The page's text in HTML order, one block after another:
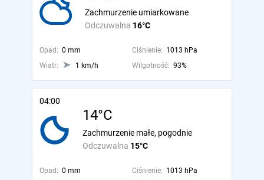
Odczuwalna 16°C
Zachmurzenie umiarkowane
Opad: 0 mm Ciśnienie: 1013 hPa
Wiatr:
1 km/h Wilgotność: 93%
04:00
14°C
Odczuwalna 15°C
Zachmurzenie małe, pogodnie
Opad: 0 mm Ciśnienie: 1013 hPa